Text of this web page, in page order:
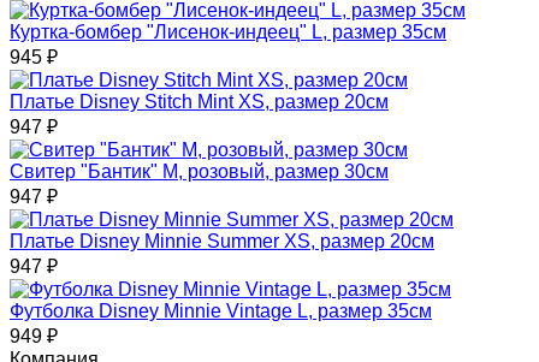
Куртка-бомбер "Лисенок-индеец" L, размер 35см
945 ₽
Платье Disney Stitch Mint XS, размер 20см
947 ₽
Свитер "Бантик" M, розовый, размер 30см
947 ₽
Платье Disney Minnie Summer XS, размер 20см
947 ₽
Футболка Disney Minnie Vintage L, размер 35см
949 ₽